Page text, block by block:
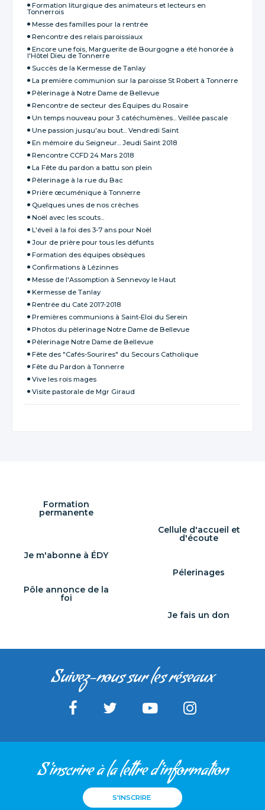
Formation liturgique des animateurs et lecteurs en
Tonnerrois
Messe des familles pour la rentrée
Rencontre des relais paroissiaux
Encore une fois, Marguerite de Bourgogne a été honorée à
l'Hôtel Dieu de Tonnerre
Succès de la Kermesse de Tanlay
La première communion sur la paroisse St Robert à Tonnerre
Pèlerinage à Notre Dame de Bellevue
Rencontre de secteur des Équipes du Rosaire
Un temps nouveau pour 3 catéchumènes... Veillée pascale
Une passion jusqu'au bout... Vendredi Saint
En mémoire du Seigneur... Jeudi Saint 2018
Rencontre CCFD 24 Mars 2018
La Fête du pardon a battu son plein
Pèlerinage à la rue du Bac
Prière œcuménique à Tonnerre
Quelques unes de nos crèches
Noël avec les scouts...
L'éveil à la foi des 3-7 ans pour Noël
Jour de prière pour tous les défunts
Formation des équipes obsèques
Confirmations à Lézinnes
Messe de l'Assomption à Sennevoy le Haut
Kermesse de Tanlay
Rentrée du Caté 2017-2018
Premières communions à Saint-Eloi du Serein
Photos du pèlerinage Notre Dame de Bellevue
Pèlerinage Notre Dame de Bellevue
Fête des "Cafés-Sourires" du Secours Catholique
Fête du Pardon à Tonnerre
Vive les rois mages
Visite pastorale de Mgr Giraud
Formation
permanente
Cellule d'accueil et
d'écoute
Je m'abonne à ÉDY
Pélerinages
Pôle annonce de la
foi
Je fais un don
Suivez-nous sur les réseaux
S'inscrire à la lettre d'information
S'INSCRIRE